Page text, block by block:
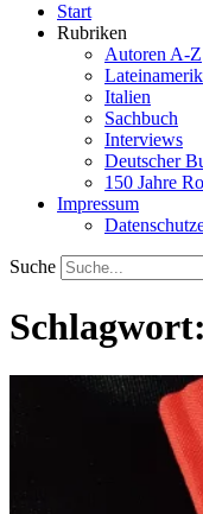
Start
Rubriken
Autoren A-Z
Italien
Sachbuch
Interviews
Deutscher
150 Jahre
Impressum
Suche
Schlagwort: